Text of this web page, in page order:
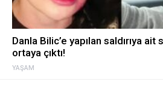
YAŞAM
Danla Bilic’e yapılan saldırıya
ortaya çıktı!